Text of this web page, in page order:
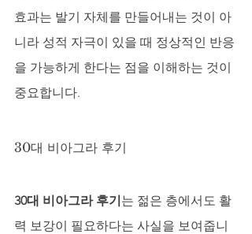
효과는 발기 자체를 만들어내는 것이 아
니라 성적 자극이 있을 때 정상적인 반응
을 가능하게 한다는 점을 이해하는 것이
중요합니다.
30대 비아그라 후기
30대 비아그라 후기는 젊은 층에서도 활
력 보강이 필요하다는 사실을 보여줍니